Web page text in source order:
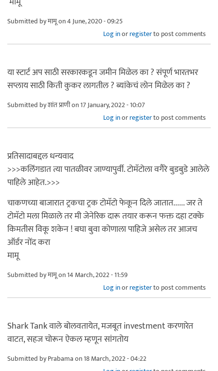
Submitted byमामूon 4 June, 2020 - 09:25
Log inorregisterto post comments
या स्टार्ट अप साठी सरकारकडून जमीन मिळेल का ? संपूर्ण भारतभर
सप्लाय साठी किती कुकर लागतील ? ब्यांकेचं लोन मिळेल का ?
Submitted byशांत प्राणीon 17 January, 2022 - 10:07
Log inorregisterto post comments
प्रतिसादाबद्दल धन्यवाद
>>>कलिंगडात त्या पातळीवर जाण्यापुर्वी. टोमॅटोला वगैरे बुडबुडे आलेले
पाहिले आहेत.>>>
चाकणच्या बाजारात ट्रकचा ट्रक टोमॅटो फेकून दिले जातात...... जर ते
टोमॅटो मला मिळाले तर मी जेनेरिक दारू तयार करून फक्त दहा टक्के
किमतीस विकू शकेन ! बघा बुवा कोणाला पाहिजे असेल तर आजच
ऑर्डर नोंद करा
मामू
Submitted byमामूon 14 March, 2022 - 11:59
Log inorregisterto post comments
Shark Tank वाले बोलवतायेत, मजबूत investment करणारेत
वाटत, सहज चोरून ऐकल म्हणून सांगतोय
Submitted byPrabamaon 18 March, 2022 - 04:22